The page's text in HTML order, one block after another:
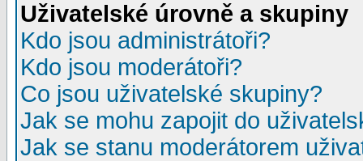
Uživatelské úrovně a skupiny
Kdo jsou administrátoři?
Kdo jsou moderátoři?
Co jsou uživatelské skupiny?
Jak se mohu zapojit do
Jak se stanu moderátorem